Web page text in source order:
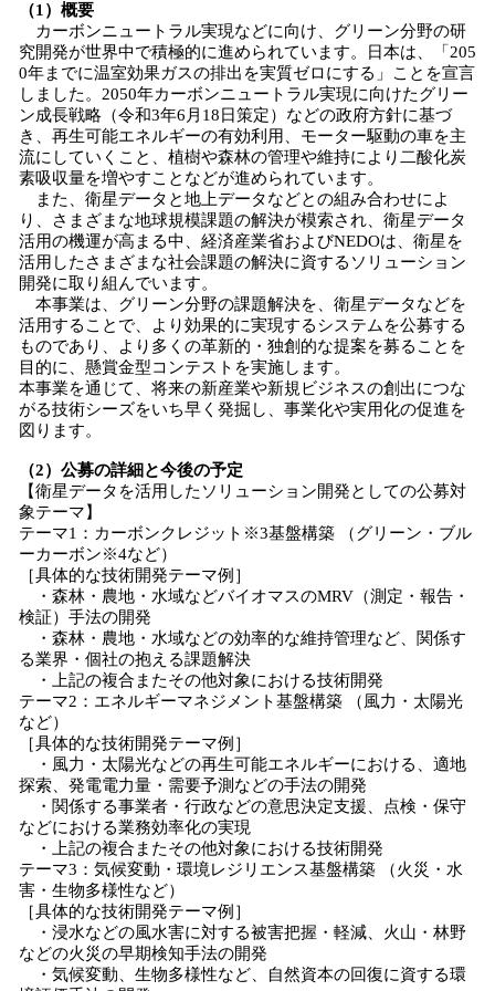
（1）概要
カーボンニュートラル実現などに向け、グリーン分野の研
究開発が世界中で積極的に進められています。日本は、「205
0年までに温室効果ガスの排出を実質ゼロにする」ことを宣言
しました。2050年カーボンニュートラル実現に向けたグリー
ン成長戦略（令和3年6月18日策定）などの政府方針に基づ
き、再生可能エネルギーの有効利用、モーター駆動の車を主
流にしていくこと、植樹や森林の管理や維持により二酸化炭
素吸収量を増やすことなどが進められています。
また、衛星データと地上データなどとの組み合わせによ
り、さまざまな地球規模課題の解決が模索され、衛星データ
活用の機運が高まる中、経済産業省およびNEDOは、衛星を
活用したさまざまな社会課題の解決に資するソリューション
開発に取り組んでいます。
本事業は、グリーン分野の課題解決を、衛星データなどを
活用することで、より効果的に実現するシステムを公募する
ものであり、より多くの革新的・独創的な提案を募ることを
目的に、懸賞金型コンテストを実施します。
本事業を通じて、将来の新産業や新規ビジネスの創出につな
がる技術シーズをいち早く発掘し、事業化や実用化の促進を
図ります。
（2）公募の詳細と今後の予定
【衛星データを活用したソリューション開発としての公募対
象テーマ】
テーマ1：カーボンクレジット※3基盤構築 （グリーン・ブル
ーカーボン※4など）
［具体的な技術開発テーマ例］
・森林・農地・水域などバイオマスのMRV（測定・報告・
検証）手法の開発
・森林・農地・水域などの効率的な維持管理など、関係す
る業界・個社の抱える課題解決
・上記の複合またその他対象における技術開発
テーマ2：エネルギーマネジメント基盤構築 （風力・太陽光
など）
［具体的な技術開発テーマ例］
・風力・太陽光などの再生可能エネルギーにおける、適地
探索、発電電力量・需要予測などの手法の開発
・関係する事業者・行政などの意思決定支援、点検・保守
などにおける業務効率化の実現
・上記の複合またその他対象における技術開発
テーマ3：気候変動・環境レジリエンス基盤構築 （火災・水
害・生物多様性など）
［具体的な技術開発テーマ例］
・浸水などの風水害に対する被害把握・軽減、火山・林野
などの火災の早期検知手法の開発
・気候変動、生物多様性など、自然資本の回復に資する環